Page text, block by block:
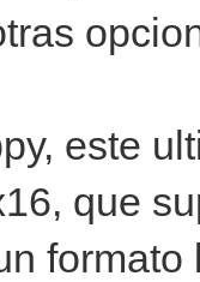
este
que